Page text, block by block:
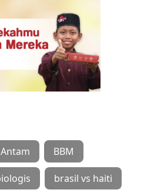
Antam BBM
brasil vs haiti